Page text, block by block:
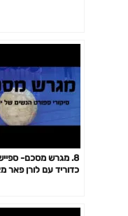
8. מגרש מסכם-
כדוריד עם לורן פאר